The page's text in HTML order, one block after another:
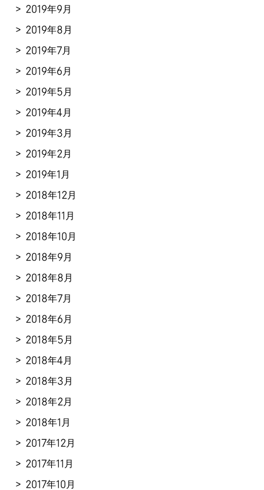
2019年9月
2019年8月
2019年7月
2019年6月
2019年5月
2019年4月
2019年3月
2019年2月
2019年1月
2018年12月
2018年11月
2018年10月
2018年9月
2018年8月
2018年7月
2018年6月
2018年5月
2018年4月
2018年3月
2018年2月
2018年1月
2017年12月
2017年11月
2017年10月